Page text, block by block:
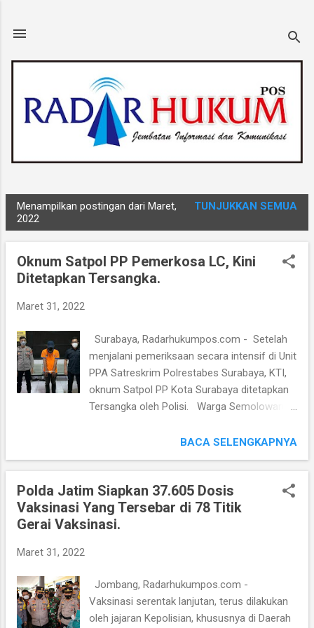
o
Menampilkan postingan dari Maret,
2022
TUNJUKKAN SEMUA
Oknum Satpol PP Pemerkosa LC, Kini
Ditetapkan Tersangka.
Maret 31, 2022
Surabaya, Radarhukumpos.com - Setelah
menjalani pemeriksaan secara intensif di Unit
PPA Satreskrim Polrestabes Surabaya, KTI,
oknum Satpol PP Kota Surabaya ditetapkan
Tersangka oleh Polisi. Warga Semolowaru
memaksa seseorang melakukan perbuatan
cabul sebagaimana dimaksud dalam Pasal
286 KUHP dan atau Pasal 289 KUHP. Maka
dia ditetapkan Tersangka berdasarkan
Laporan Polisi Nomor : LP/B/
439/III/2021/SPKT POLRESTABES
Surabaya. Ditetapkannya oknum Satpol PP
sebagai Tersangka dibenarkan oleh Kasat
Reskrim Polrestabes Surabaya AKBP Mirzal
BACA SELENGKAPNYA
Polda Jatim Siapkan 37.605 Dosis
Vaksinasi Yang Tersebar di 78 Titik
Gerai Vaksinasi.
Maret 31, 2022
Jombang, Radarhukumpos.com -
Vaksinasi serentak lanjutan, terus dilakukan
oleh jajaran Kepolisian, khususnya di Daerah